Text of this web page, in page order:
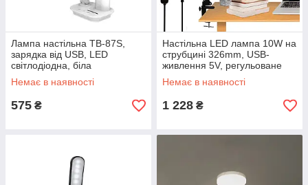
Лампа настільна TB-87S,
зарядка від USB, LED
світлодіодна, біла
Немає в наявності
575 ₴
Настільна LED лампа 10W на
струбцині 326mm, USB-
живлення 5V, регульоване
плече, 3 рівні яскравості
Немає в наявності
1 228 ₴